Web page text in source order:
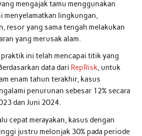
mengajak tamu menggunakan
menyelamatkan lingkungan,
resor yang sama tengah melakukan
yang merusak alam.
ini telah mencapai titik yang
data dari RepRisk, untuk
enam tahun terakhir, kasus
penurunan sebesar 12% secara
dan Juni 2024.
cepat merayakan, kasus dengan
justru melonjak 30% pada periode